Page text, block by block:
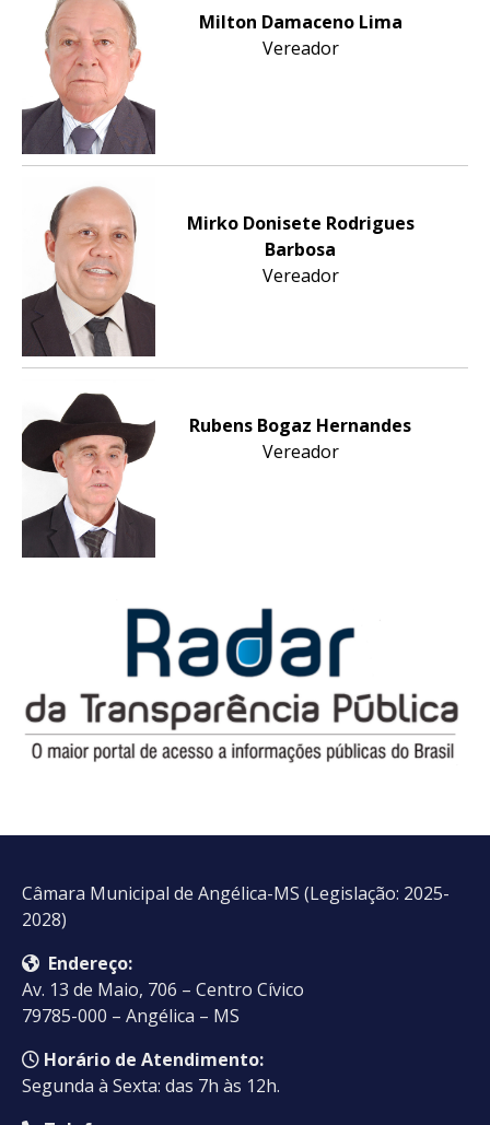
Milton Damaceno Lima
Vereador
Mirko Donisete Rodrigues
Barbosa
Vereador
Rubens Bogaz Hernandes
Vereador
Câmara Municipal de Angélica-MS (Legislação: 2025-
2028)
Endereço:
Av. 13 de Maio, 706 – Centro Cívico
79785-000 – Angélica – MS
Horário de Atendimento:
Segunda à Sexta: das 7h às 12h.